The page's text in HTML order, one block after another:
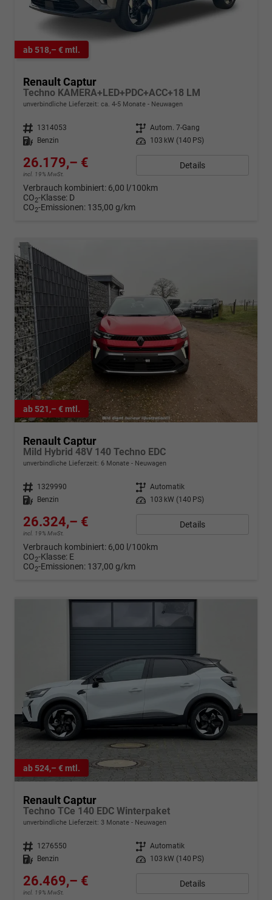
ab 518,– € mtl.
Renault Captur
Techno KAMERA+LED+PDC+ACC+18 LM
unverbindliche Lieferzeit: ca. 4-5 Monate Neuwagen
Fahrzeugnr. 1314053 Getriebe Autom. 7-Gang
Kraftstoff
Benzin Leistung 103 kW (140 PS)
26.179,– €
incl. 19% MwSt.
Details
Verbrauch kombiniert: 6,00 l/100km
CO2-Klasse: D
CO2-Emissionen: 135,00 g/km
ab 521,– € mtl.
Renault Captur
Mild Hybrid 48V 140 Techno EDC
unverbindliche Lieferzeit: 6 Monate Neuwagen
Fahrzeugnr. 1329990 Getriebe Automatik
Kraftstoff
Benzin Leistung 103 kW (140 PS)
26.324,– €
incl. 19% MwSt.
Details
Verbrauch kombiniert: 6,00 l/100km
CO2-Klasse: E
CO2-Emissionen: 137,00 g/km
ab 524,– € mtl.
Renault Captur
Techno TCe 140 EDC Winterpaket
unverbindliche Lieferzeit: 3 Monate Neuwagen
Fahrzeugnr. 1276550 Getriebe Automatik
Kraftstoff
Benzin Leistung 103 kW (140 PS)
26.469,– €
incl. 19% MwSt.
Details